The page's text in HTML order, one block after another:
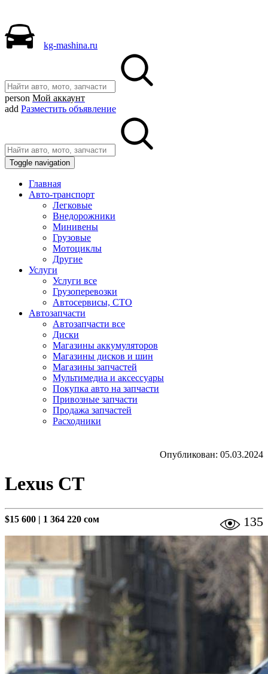
kg-mashina.ru
person Мой аккаунт
add Разместить объявление
Toggle navigation
Главная
Авто-транспорт
Легковые
Внедорожники
Минивены
Грузовые
Мотоциклы
Другие
Услуги
Услуги все
Грузоперевозки
Автосервисы, СТО
Автозапчасти
Автозапчасти все
Диски
Магазины аккумуляторов
Магазины дисков и шин
Магазины запчастей
Мультимедиа и аксессуары
Покупка авто на запчасти
Привозные запчасти
Продажа запчастей
Расходники
Опубликован: 05.03.2024
Lexus CT
$15 600 | 1 364 220 сом 135